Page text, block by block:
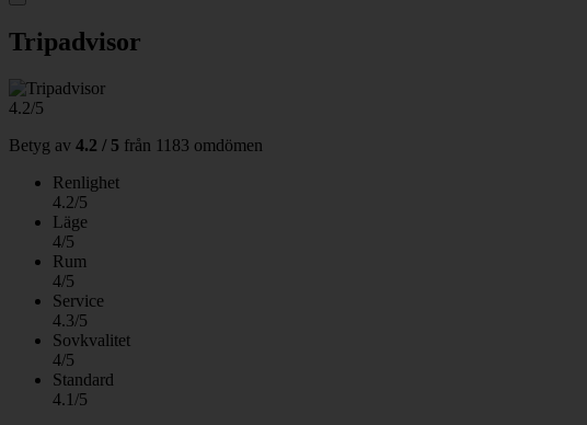
Tripadvisor
4.2/5
Betyg av 4.2 / 5 från 1183 omdömen
Renlighet
4.2/5
Läge
4/5
Rum
4/5
Service
4.3/5
Sovkvalitet
4/5
Standard
4.1/5